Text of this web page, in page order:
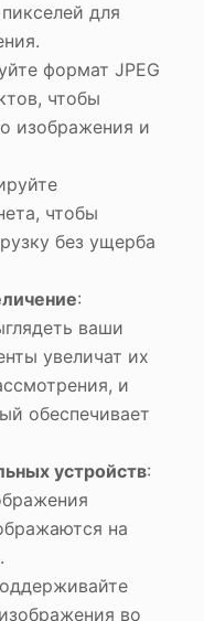
для
формат JPEG
чтобы
изображения и
чтобы
без ущерба
:
ваши
увеличат их
и
обеспечивает
устройств:
на
во